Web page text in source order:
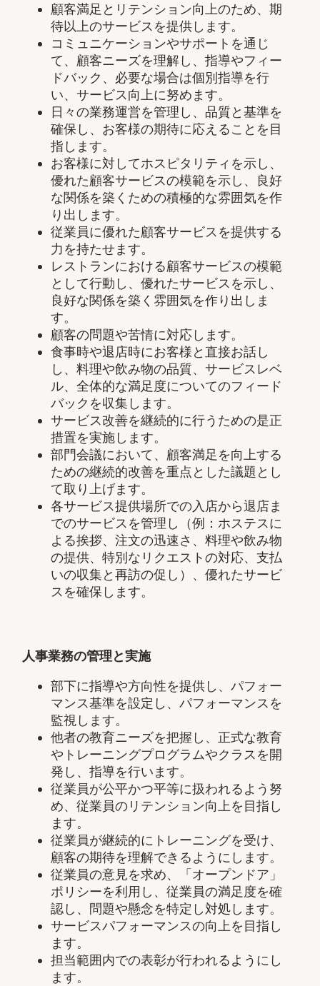
顧客満足とリテンション向上のため、期
待以上のサービスを提供します。
コミュニケーションやサポートを通じ
て、顧客ニーズを理解し、指導やフィー
ドバック、必要な場合は個別指導を行
い、サービス向上に努めます。
日々の業務運営を管理し、品質と基準を
確保し、お客様の期待に応えることを目
指します。
お客様に対してホスピタリティを示し、
優れた顧客サービスの模範を示し、良好
な関係を築くための積極的な雰囲気を作
り出します。
従業員に優れた顧客サービスを提供する
力を持たせます。
レストランにおける顧客サービスの模範
として行動し、優れたサービスを示し、
良好な関係を築く雰囲気を作り出しま
す。
顧客の問題や苦情に対応します。
食事時や退店時にお客様と直接お話し
し、料理や飲み物の品質、サービスレベ
ル、全体的な満足度についてのフィード
バックを収集します。
サービス改善を継続的に行うための是正
措置を実施します。
部門会議において、顧客満足を向上する
ための継続的改善を重点とした議題とし
て取り上げます。
各サービス提供場所での入店から退店ま
でのサービスを管理し（例：ホステスに
よる挨拶、注文の迅速さ、料理や飲み物
の提供、特別なリクエストの対応、支払
いの収集と再訪の促し）、優れたサービ
スを確保します。
人事業務の管理と実施
部下に指導や方向性を提供し、パフォー
マンス基準を設定し、パフォーマンスを
監視します。
他者の教育ニーズを把握し、正式な教育
やトレーニングプログラムやクラスを開
発し、指導を行います。
従業員が公平かつ平等に扱われるよう努
め、従業員のリテンション向上を目指し
ます。
従業員が継続的にトレーニングを受け、
顧客の期待を理解できるようにします。
従業員の意見を求め、「オープンドア」
ポリシーを利用し、従業員の満足度を確
認し、問題や懸念を特定し対処します。
サービスパフォーマンスの向上を目指し
ます。
担当範囲内での表彰が行われるようにし
ます。